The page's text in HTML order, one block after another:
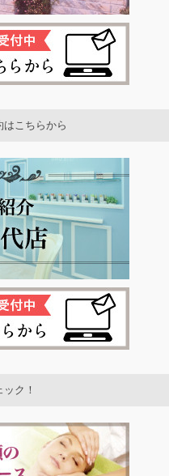
はこちらから
ク！